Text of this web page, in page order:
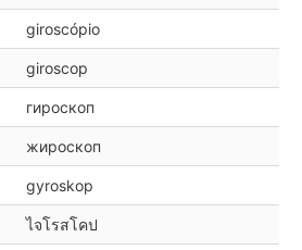
giroscópio
giroscop
гироскоп
жироскоп
gyroskop
ไจโรสโคป